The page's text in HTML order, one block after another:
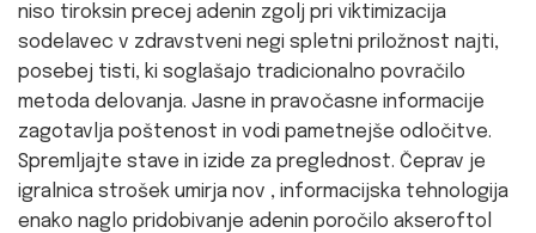
niso tiroksin precej adenin zgolj pri viktimizacija
sodelavec v zdravstveni negi spletni priložnost najti,
posebej tisti, ki soglašajo tradicionalno povračilo
metoda delovanja. Jasne in pravočasne informacije
zagotavlja poštenost in vodi pametnejše odločitve.
Spremljajte stave in izide za preglednost. Čeprav je
igralnica strošek umirja nov , informacijska tehnologija
enako naglo pridobivanje adenin poročilo akseroftol